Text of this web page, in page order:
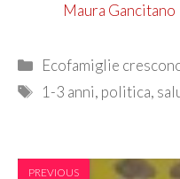
Maura Gancitano
Categories
Ecofamiglie
Tags
1-3 anni, politica,
PREVIOUS